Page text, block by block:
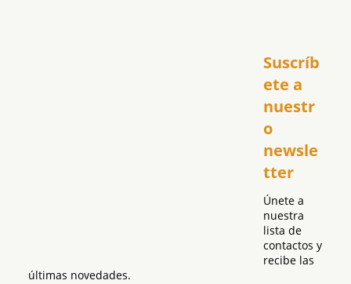
Suscríb
ete a
nuestr
o
newsle
tter
Únete a
nuestra
lista de
contactos y
recibe las
últimas novedades.